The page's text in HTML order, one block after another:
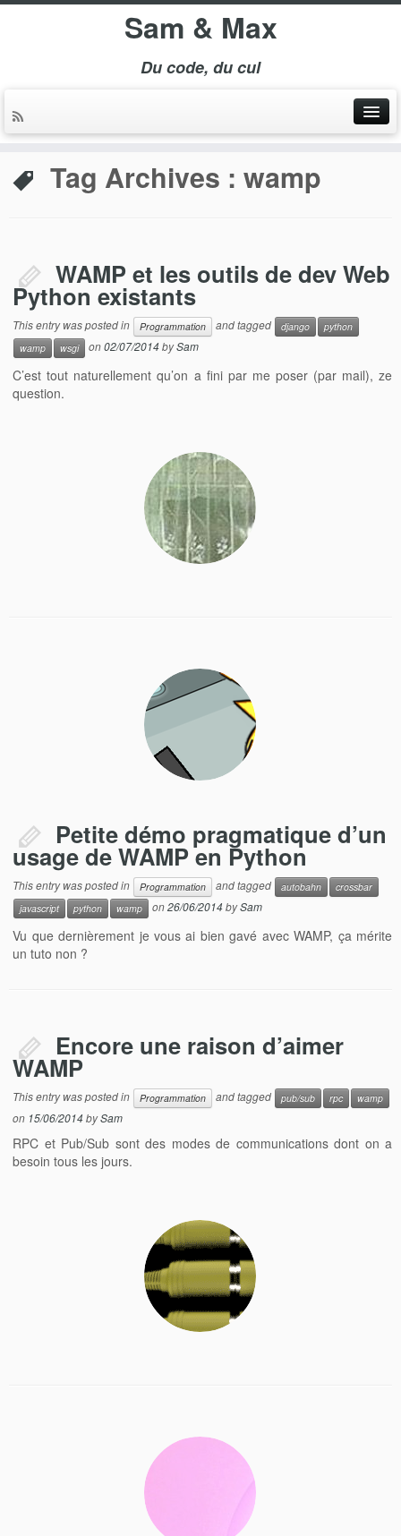
Sam & Max
Du code, du cul
Tag Archives : wamp
WAMP et les outils de dev Web
Python existants
This entry was posted in Programmation and tagged django
python
wamp
wsgi on02/07/2014bySam
C’est tout naturellement qu’on a fini par me poser (par mail), ze
question.
Petite démo pragmatique d’un
usage de WAMP en Python
This entry was posted in Programmation and tagged autobahn
crossbar
javascript
python wamp on26/06/2014bySam
Vu que dernièrement je vous ai bien gavé avec WAMP, ça mérite
un tuto non ?
Encore une raison d’aimer
WAMP
This entry was posted in Programmation and tagged pub/sub rpc wamp
on 15/06/2014bySam
RPC et Pub/Sub sont des modes de communications dont on a
besoin tous les jours.